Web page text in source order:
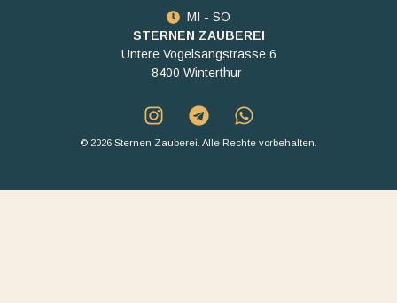
MI - SO
STERNEN ZAUBEREI
Untere Vogelsangstrasse 6
8400 Winterthur
© 2026 Sternen Zauberei. Alle Rechte vorbehalten.